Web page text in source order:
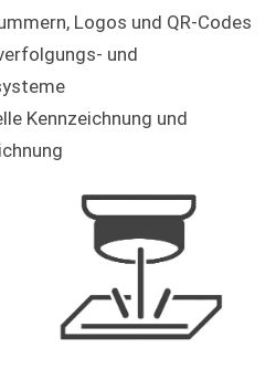
Logos und QR-Codes
und
Kennzeichnung und